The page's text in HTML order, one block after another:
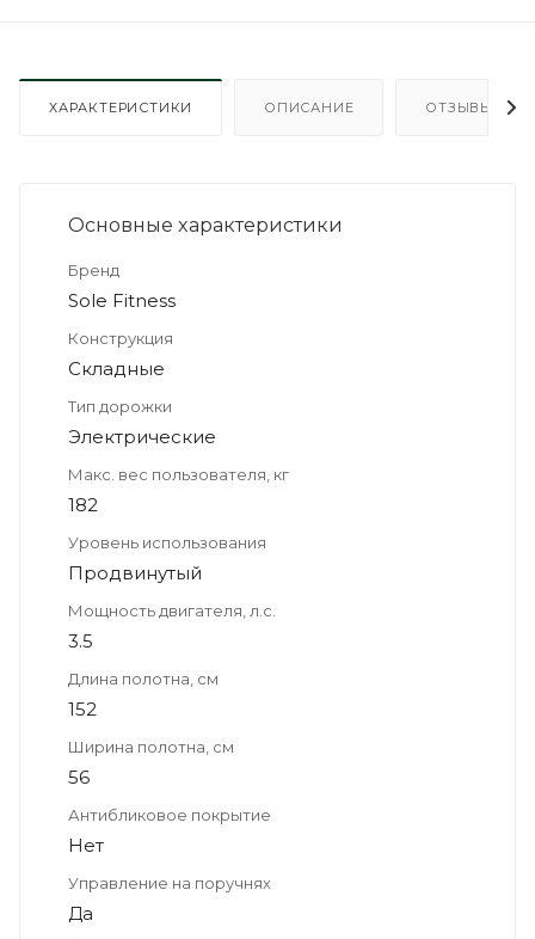
ХАРАКТЕРИСТИКИ ОПИСАНИЕ ОТЗЫВЫ
Основные xарактеристики
Бренд
Sole Fitness
Конструкция
Складные
Тип дорожки
Электрические
Макс. вес пользователя, кг
182
Уровень использования
Продвинутый
Мощность двигателя, л.с.
3.5
Длина полотна, см
152
Ширина полотна, см
56
Антибликовое покрытие
Нет
Управление на поручнях
Да